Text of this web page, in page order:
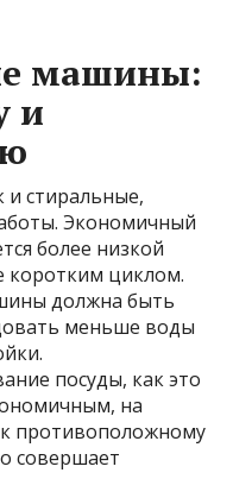
машины:
и
стиральные,
Экономичный
более низкой
коротким циклом.
должна быть
меньше воды
посуды, как это
на
противоположному
совершает